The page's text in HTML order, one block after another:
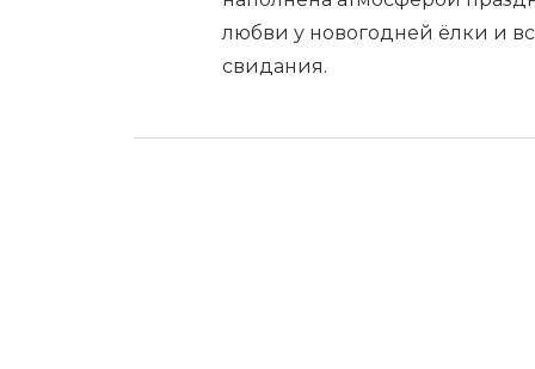
любви у новогодней ёлки и
свидания.